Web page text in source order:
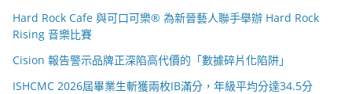
Hard Rock Cafe 與可口可樂® 為新晉藝人聯手舉辦 Hard Rock
Rising 音樂比賽
Cision 報告警示品牌正深陷高代價的「數據碎片化陷阱」
ISHCMC 2026屆畢業生斬獲兩枚IB滿分，年級平均分達34.5分